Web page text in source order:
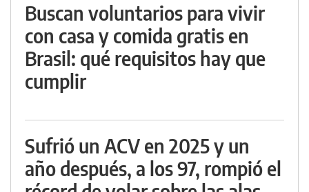
Buscan voluntarios para vivir
con casa y comida gratis en
Brasil: qué requisitos hay que
cumplir
Sufrió un ACV en 2025 y un
año después, a los 97, rompió el